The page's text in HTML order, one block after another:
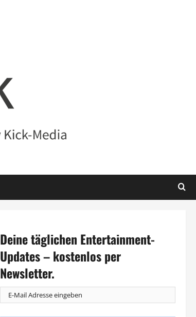
Deine täglichen Entertainment-
Updates – kostenlos per
Newsletter.